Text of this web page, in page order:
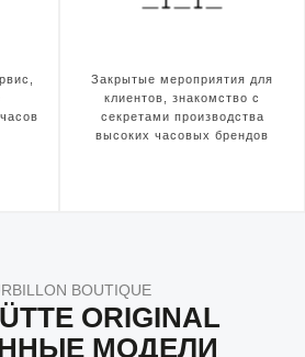
Закрытые мероприятия для
клиентов, знакомство с
секретами производства
высоких часовых брендов
BOUTIQUE
ORIGINAL
МОДЕЛИ